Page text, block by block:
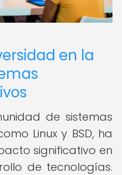
en la
de sistemas
Linux y BSD, ha
significativo en
de tecnologías.